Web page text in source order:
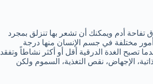
أدم ويمكنك أن تشعر بها تنزلق بمجرد
مختلفة في جسم الإنسان منها درجة
تصبح الغدة الدرقية أقل أو أكثر نشاطاً وتفقد
الإجهاض، نقص التغذية، السموم ولكن